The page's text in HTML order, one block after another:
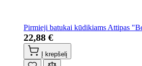
Pirmieji batukai kūdikiams Attipas
22,88 €
Į krepšelį